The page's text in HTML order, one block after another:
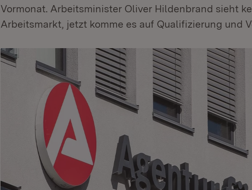
Vormonat. Arbeitsminister Oliver Hildenbrand sieht
Arbeitsmarkt, jetzt komme es auf Qualifizierung und